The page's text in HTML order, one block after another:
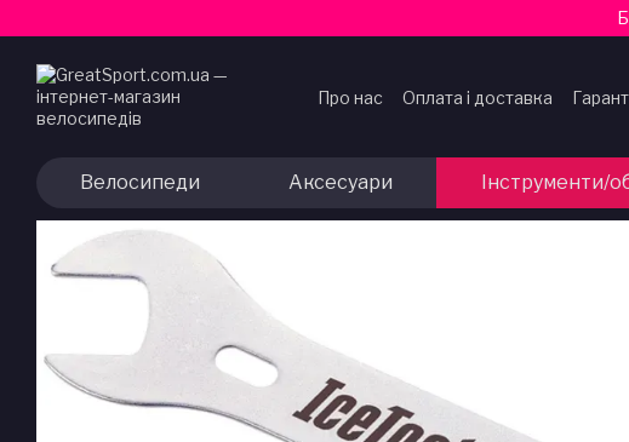
Про нас Оплата і доставка
Велосипеди Аксесуари Інструменти/